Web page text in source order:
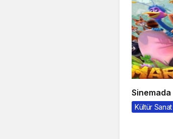
Sinemada
Kültür Sanat